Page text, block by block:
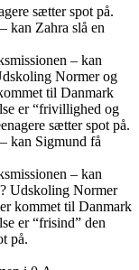
sætter spot på.
kan Zahra slå en
– kan
Normer og
til Danmark
er “frivillighed og
sætter spot på.
kan Sigmund få
– kan
Udskoling Normer
kommet til Danmark
er “frisind” den
på.